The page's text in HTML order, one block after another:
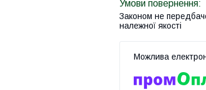
Законом не
належної якості